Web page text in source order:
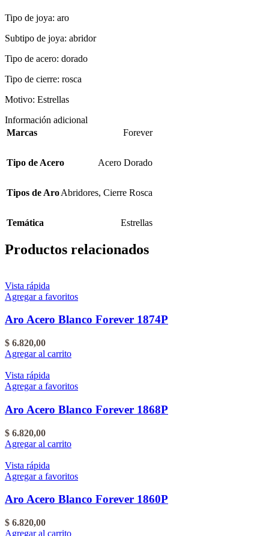
Tipo de joya: aro
Subtipo de joya: abridor
Tipo de acero: dorado
Tipo de cierre: rosca
Motivo: Estrellas
Información adicional
Marcas
Forever
Tipo de Acero Acero Dorado
Tipos de AroAbridores, Cierre Rosca
Temática Estrellas
Productos relacionados
Vista rápida
Agregar a favoritos
Aro Acero Blanco Forever 1874P
$ 6.820,00
Agregar al carrito
Vista rápida
Agregar a favoritos
Aro Acero Blanco Forever 1868P
$ 6.820,00
Agregar al carrito
Vista rápida
Agregar a favoritos
Aro Acero Blanco Forever 1860P
$ 6.820,00
Agregar al carrito